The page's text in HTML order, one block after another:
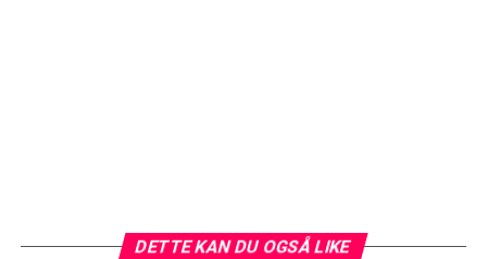
DETTE KAN DU OGSÅ LIKE